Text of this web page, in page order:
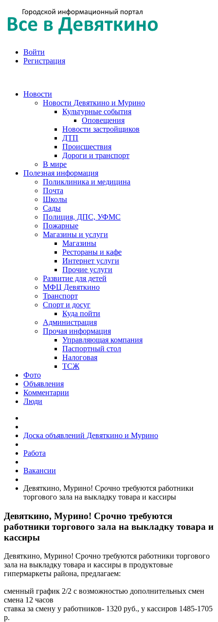
Войти
Регистрация
Новости
Новости Девяткино и Мурино
Культурные события
Оповещения
Новости застройщиков
ДТП
Происшествия
Дороги и транспорт
В мире
Полезная информация
Поликлиника и медицина
Почта
Школы
Сады
Полиция, ДПС, УФМС
Пожарные
Магазины и услуги
Магазины
Рестораны и кафе
Интернет услуги
Прочие услуги
Развитие для детей
МФЦ Девяткино
Транспорт
Спорт и досуг
Куда пойти
Администрация
Прочая информация
Управляющая компания
Паспортный стол
Налоговая
ТСЖ
Фото
Объявления
Комментарии
Люди
Доска объявлений Девяткино и Мурино
Работа
Вакансии
Девяткино, Мурино! Срочно требуются работники
торгового зала на выкладку товара и кассиры
Девяткино, Мурино! Срочно требуются
работники торгового зала на выкладку товара и
кассиры
Девяткино, Мурино! Срочно требуются работники торгового
зала на выкладку товара и кассиры в продуктовые
гипермаркеты района, предлагаем:
сменный график 2/2 с возможностью дополнительных смен
смена 12 часов
ставка за смену у работников- 1320 руб., у кассиров 1485-1705
р.